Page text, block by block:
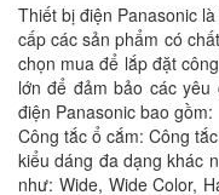
Thiết bị điện Panasonic
cấp các sản phẩm có
chọn mua để lắp đặt
lớn để đảm bảo các
điện Panasonic bao gồm:
Công tắc ổ cắm: Công
kiểu dáng đa dạng khác
như: Wide, Wide Color,